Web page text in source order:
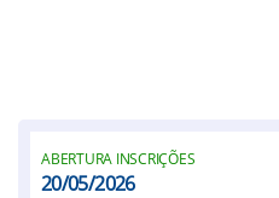
ABERTURA INSCRIÇÕES
20/05/2026